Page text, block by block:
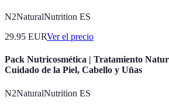
N2NaturalNutrition ES
29.95 EURVer el precio
Pack Nutricosmética | Tratamiento
Cuidado de la Piel, Cabello y Uñas
N2NaturalNutrition ES